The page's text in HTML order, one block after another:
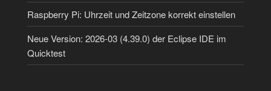
Raspberry Pi: Uhrzeit und Zeitzone korrekt einstellen
Neue Version: 2026-03 (4.39.0) der Eclipse IDE im
Quicktest